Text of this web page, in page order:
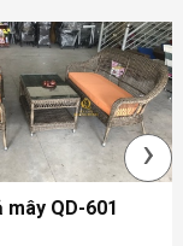
QD-601
›